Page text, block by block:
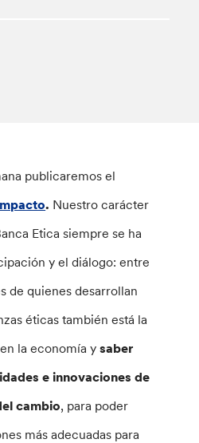
publicaremos el
. Nuestro carácter
Etica siempre se ha
y el diálogo: entre
de quienes desarrollan
éticas también está la
la economía ysaber
e innovaciones de
cambio, para poder
más adecuadas para